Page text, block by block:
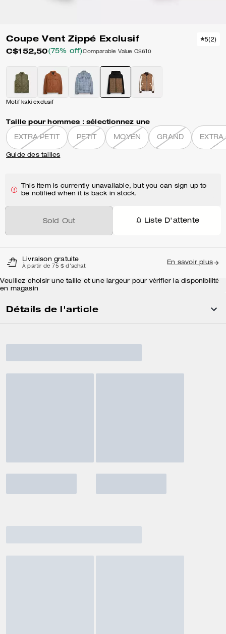
Coupe Vent Zippé Exclusif
C$152,50(75% off)Comparable Value C$610
5(2)
Motif kaki exclusif
Taille pour hommes : sélectionnez une
EXTRA PETIT PETIT MOYEN GRAND EXTRA
Guide des tailles
This item is currently unavailable, but you can sign up to
be notified when it is back in stock.
Sold Out Liste D'attente
Livraison gratuite
À partir de 75 $ d'achat
En savoir plus
Veuillez choisir une taille et une largeur pour vérifier la disponibilité
en magasin
Détails de l'article